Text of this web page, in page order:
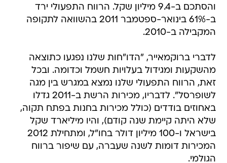
והסתכם ב-9.4 מיליון שקל. הרווח התפעולי ירד
ב-61% בינואר-ספטמבר 2011 בהשוואה לתקופה
המקבילה ב-2010.
לדברי ברוקמאייר, "הדו"חות שלנו נפגעו כתוצאה
מהשקעות ומגידול בעלויות חשמל וכדומה. ובכל
זאת, הרווח התפעולי שלנו נמצא במגרש בין מגה
לשופרסל". לדבריו, מכירות הרשת ב-2011 גדלו
באחוזים בודדים (כולל מכירות בחנות בפתח תקוה,
שלא היתה קיימת שנה קודם), והיו מיליארד שקל
בישראל ו-100 מיליון דולר בחו"ל, ומתחילת 2012
המכירות דומות לשנה שעברה, עם שיפור ברווח
הגולמי.